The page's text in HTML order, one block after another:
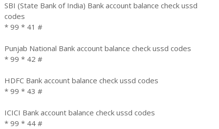
SBI (State Bank of India) Bank account balance check ussd
codes
* 99 * 41 #
Punjab National Bank account balance check ussd codes
* 99 * 42 #
HDFC Bank account balance check ussd codes
* 99 * 43 #
ICICI Bank account balance check ussd codes
* 99 * 44 #